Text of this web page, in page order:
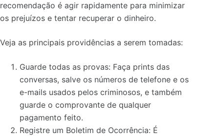
recomendação é agir rapidamente para minimizar
os prejuízos e tentar recuperar o dinheiro.
Veja as principais providências a serem tomadas:
Guarde todas as provas: Faça prints das
conversas, salve os números de telefone e os
e-mails usados pelos criminosos, e também
guarde o comprovante de qualquer
pagamento feito.
Registre um Boletim de Ocorrência: É